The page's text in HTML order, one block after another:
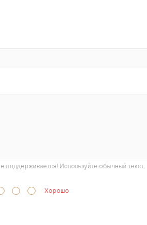
поддерживается! Используйте обычный текст.
Хорошо